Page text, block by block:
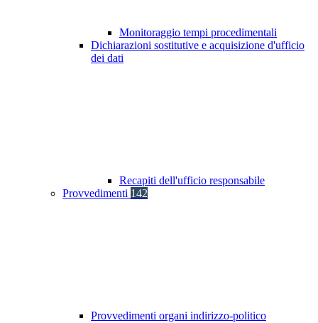
Monitoraggio tempi procedimentali
Dichiarazioni sostitutive e acquisizione d'ufficio
dei dati
Recapiti dell'ufficio responsabile
Provvedimenti 142
Provvedimenti organi indirizzo-politico